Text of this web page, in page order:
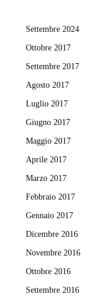
Settembre 2024
Ottobre 2017
Settembre 2017
Agosto 2017
Luglio 2017
Giugno 2017
Maggio 2017
Aprile 2017
Marzo 2017
Febbraio 2017
Gennaio 2017
Dicembre 2016
Novembre 2016
Ottobre 2016
Settembre 2016